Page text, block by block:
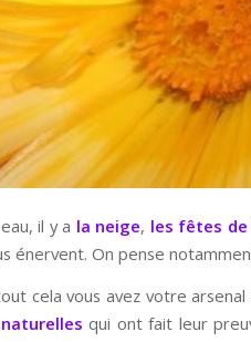
il y a la neige, les fêtes de
énervent. On pense
cela vous avez votre
naturelles qui ont fait leur